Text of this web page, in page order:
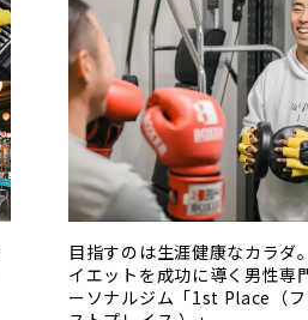
目指すのは生涯健康なカラダ
イエットを成功に導く男性専
ーソナルジム「1st Place（